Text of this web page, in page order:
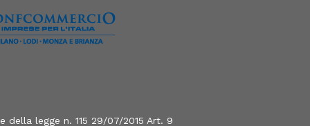
della legge n. 115 29/07/2015 Art. 9